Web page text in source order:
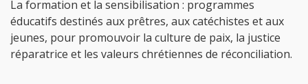
La formation et la sensibilisation : programmes
éducatifs destinés aux prêtres, aux catéchistes et aux
jeunes, pour promouvoir la culture de paix, la justice
réparatrice et les valeurs chrétiennes de réconciliation.